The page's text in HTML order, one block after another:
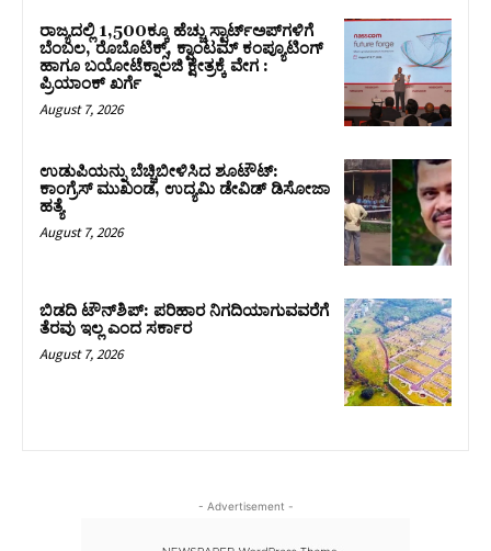
ರಾಜ್ಯದಲ್ಲಿ 1,500ಕ್ಕೂ ಹೆಚ್ಚು ಸ್ಟಾರ್ಟ್‌ಅಪ್‌ಗಳಿಗೆ
ಬೆಂಬಲ, ರೊಬೊಟಿಕ್ಸ್, ಕ್ವಾಂಟಮ್ ಕಂಪ್ಯೂಟಿಂಗ್
ಹಾಗೂ ಬಯೋಟೆಕ್ನಾಲಜಿ ಕ್ಷೇತ್ರಕ್ಕೆ ವೇಗ :
ಪ್ರಿಯಾಂಕ್‌ ಖರ್ಗೆ
August 7, 2026
ಉಡುಪಿಯನ್ನು ಬೆಚ್ಚಿಬೀಳಿಸಿದ ಶೂಟೌಟ್‌:
ಕಾಂಗ್ರೆಸ್‌ ಮುಖಂಡ, ಉದ್ಯಮಿ ಡೇವಿಡ್ ಡಿಸೋಜಾ
ಹತ್ಯೆ
August 7, 2026
ಬಿಡದಿ ಟೌನ್‌ಶಿಪ್‌: ಪರಿಹಾರ ನಿಗದಿಯಾಗುವವರೆಗೆ
ತೆರವು ಇಲ್ಲ ಎಂದ ಸರ್ಕಾರ
August 7, 2026
- Advertisement -